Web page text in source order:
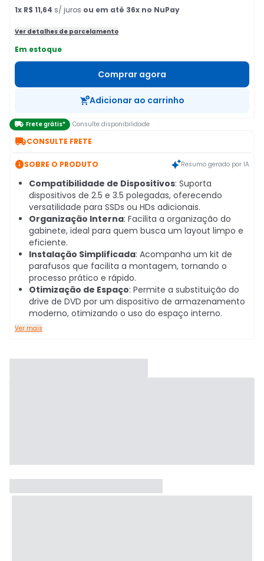
1x R$ 11,64 s/ juros ou em até 36x no NuPay
Ver detalhes de parcelamento
Em estoque
Comprar agora
Adicionar ao carrinho
 Frete grátis* Consulte disponibilidade
CONSULTE FRETE
SOBRE O PRODUTO Resumo gerado por IA
Compatibilidade de Dispositivos: Suporta
dispositivos de 2.5 e 3.5 polegadas, oferecendo
versatilidade para SSDs ou HDs adicionais.
Organização Interna: Facilita a organização do
gabinete, ideal para quem busca um layout limpo e
eficiente.
Instalação Simplificada: Acompanha um kit de
parafusos que facilita a montagem, tornando o
processo prático e rápido.
Otimização de Espaço: Permite a substituição do
drive de DVD por um dispositivo de armazenamento
moderno, otimizando o uso do espaço interno.
Ver mais